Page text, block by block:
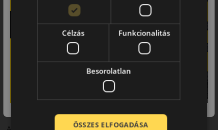
Biztonsági jellemzők
Megbízható fékezési teljesítmény és stabil irányíthatóság.
Komfort és zajszint
Kiegyensúlyozott zajszint és komfortos utazás.
SUV-khoz és crossover járművekhez.
Az RU01 kiegyensúlyozott választás a mindennapi SUV
Célzás Funkcionalitás
Besorolatlan
ÖSSZES ELFOGADÁSA